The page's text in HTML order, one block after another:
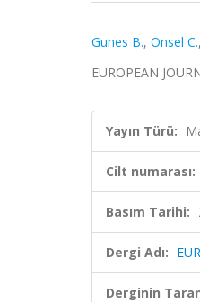
Gunes B., Onsel C.,
EUROPEAN
Yayın Türü:
Cilt numarası:
Basım Tarihi:
Dergi Adı:
Derginin